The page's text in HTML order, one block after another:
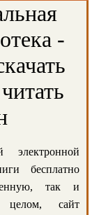
-
бесплатно
так и
целом, сайт